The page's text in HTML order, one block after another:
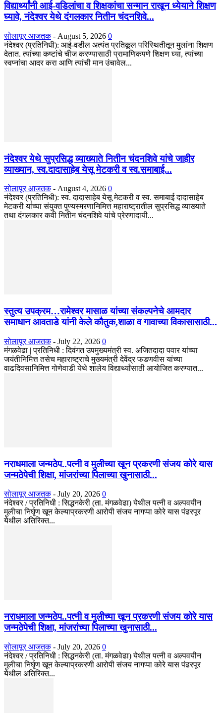
विद्यार्थ्यांनी आई-वडिलांचा व शिक्षकांचा सन्मान राखून ध्येयाने शिक्षण
घ्यावे, नंदेश्वर येथे दंगलकार नितीन चंदनशिवे...
सोलापूर आजतक - August 5, 2026 0
नंदेश्वर (प्रतिनिधी): आई-वडील अत्यंत प्रतिकूल परिस्थितीतून मुलांना शिक्षण
देतात. त्यांच्या कष्टांचे चीज करण्यासाठी प्रामाणिकपणे शिक्षण घ्या, त्यांच्या
स्वप्नांचा आदर करा आणि त्यांची मान उंचावेल...
नंदेश्वर येथे सुप्रसिद्ध व्याख्याते नितीन चंदनशिवे यांचे जाहीर
व्याख्यान, स्व.दादासाहेब येसू मेटकरी व स्व.समाबाई...
सोलापूर आजतक - August 4, 2026 0
नंदेश्वर (प्रतिनिधी): स्व. दादासाहेब येसू मेटकरी व स्व. समाबाई दादासाहेब
मेटकरी यांच्या संयुक्त पुण्यस्मरणानिमित्त महाराष्ट्रातील सुप्रसिद्ध व्याख्याते
तथा दंगलकार कवी नितीन चंदनशिवे यांचे प्रेरणादायी...
स्तुत्य उपक्रम…रामेश्वर मासाळ यांच्या संकल्पनेचे आमदार
समाधान आवताडे यांनी केले कौतुक,शाळा व गावाच्या विकासासाठी...
सोलापूर आजतक - July 22, 2026 0
मंगळवेढा | प्रतिनिधी : दिवंगत उपमुख्यमंत्री स्व. अजितदादा पवार यांच्या
जयंतीनिमित्त तसेच महाराष्ट्राचे मुख्यमंत्री देवेंद्र फडणवीस यांच्या
वाढदिवसानिमित्त गोणेवाडी येथे शालेय विद्यार्थ्यांसाठी आयोजित करण्यात...
नराधमाला जन्मठेप..पत्नी व मुलीच्या खून प्रकरणी संजय कोरे यास
जन्मठेपेची शिक्षा, मांजरांच्या पिलाच्या खुनासाठी...
सोलापूर आजतक - July 20, 2026 0
नंदेश्वर / प्रतिनिधी : सिद्धनकेरी (ता. मंगळवेढा) येथील पत्नी व अल्पवयीन
मुलीचा निर्घृण खून केल्याप्रकरणी आरोपी संजय नागप्पा कोरे यास पंढरपूर
येथील अतिरिक्त...
नराधमाला जन्मठेप..पत्नी व मुलीच्या खून प्रकरणी संजय कोरे यास
जन्मठेपेची शिक्षा, मांजरांच्या पिलाच्या खुनासाठी...
सोलापूर आजतक - July 20, 2026 0
नंदेश्वर / प्रतिनिधी : सिद्धनकेरी (ता. मंगळवेढा) येथील पत्नी व अल्पवयीन
मुलीचा निर्घृण खून केल्याप्रकरणी आरोपी संजय नागप्पा कोरे यास पंढरपूर
येथील अतिरिक्त...